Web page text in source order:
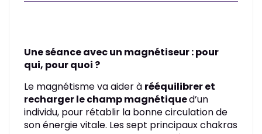
Une séance avec un magnétiseur : pour
qui, pour quoi ?
Le magnétisme va aider à rééquilibrer et
recharger le champ magnétiqued’un
individu, pour rétablir la bonne circulation de
son énergie vitale. Les sept principaux chakras